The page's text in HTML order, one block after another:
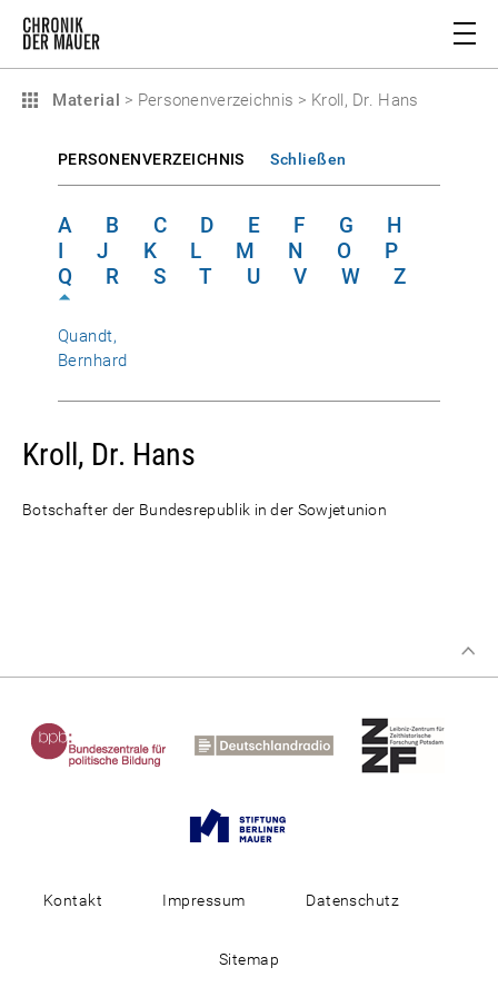
Material > Personenverzeichnis > Kroll, Dr. Hans
PERSONENVERZEICHNIS Schließen
A B C D E F G
H
I
J K L M N O
P
Q
R S T U V W Z
Quandt,
Bernhard
Kroll, Dr. Hans
Botschafter der Bundesrepublik in der Sowjetunion
Kontakt Impressum Datenschutz
Sitemap